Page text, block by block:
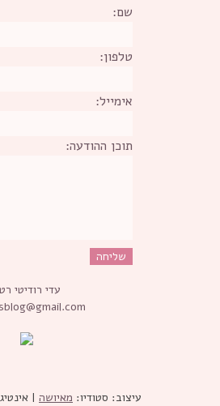
שם:
טלפון:
אימייל:
תוכן ההודעה:
עדי רודיטי
עיצוב: סטודיו: מאיושה |